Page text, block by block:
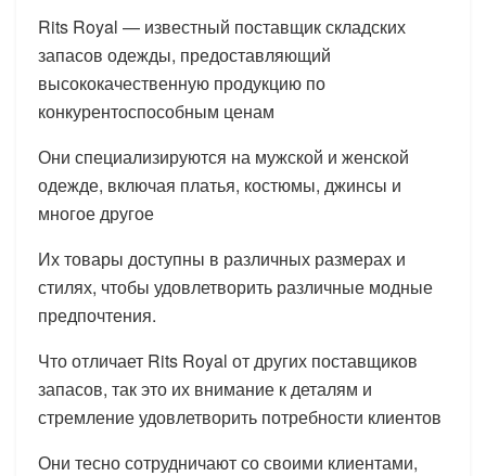
Rits Royal — известный поставщик складских
запасов одежды, предоставляющий
высококачественную продукцию по
конкурентоспособным ценам
Они специализируются на мужской и женской
одежде, включая платья, костюмы, джинсы и
многое другое
Их товары доступны в различных размерах и
стилях, чтобы удовлетворить различные модные
предпочтения.
Что отличает Rits Royal от других поставщиков
запасов, так это их внимание к деталям и
стремление удовлетворить потребности клиентов
Они тесно сотрудничают со своими клиентами,